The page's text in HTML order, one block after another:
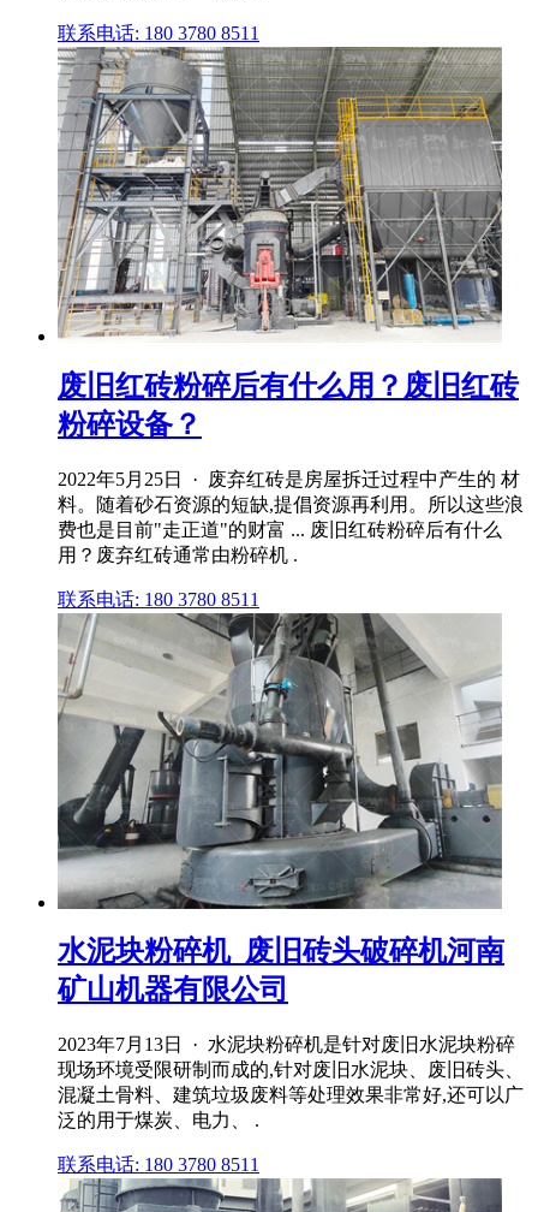
联系电话: 180 3780 8511
废旧红砖粉碎后有什么用？废旧红砖
粉碎设备？
2022年5月25日 · 废弃红砖是房屋拆迁过程中产生的 材
料。随着砂石资源的短缺,提倡资源再利用。所以这些浪
费也是目前"走正道"的财富 ... 废旧红砖粉碎后有什么
用？废弃红砖通常由粉碎机 .
联系电话: 180 3780 8511
水泥块粉碎机_废旧砖头破碎机河南
矿山机器有限公司
2023年7月13日 · 水泥块粉碎机是针对废旧水泥块粉碎
现场环境受限研制而成的,针对废旧水泥块、废旧砖头、
混凝土骨料、建筑垃圾废料等处理效果非常好,还可以广
泛的用于煤炭、电力、 .
联系电话: 180 3780 8511